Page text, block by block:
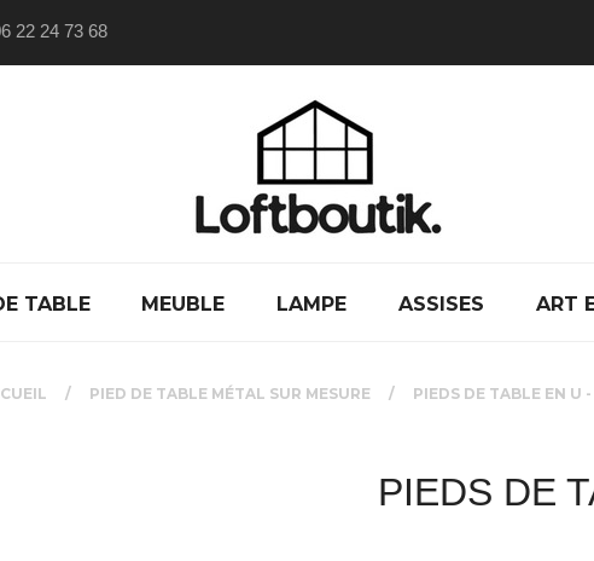
22 24 73 68
TABLE MEUBLE LAMPE ASSISES ART
PIED DE TABLE MÉTAL SUR MESURE PIEDS DE TABLE EN U -
PIEDS DE